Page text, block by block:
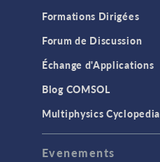
Formations Dirigées
Forum de Discussion
Échange d'Applications
Blog COMSOL
Multiphysics Cyclopedia
Evenements